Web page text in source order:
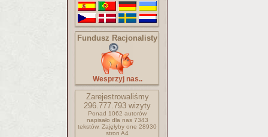
Fundusz Racjonalisty
Wesprzyj nas..
Zarejestrowaliśmy
296.777.793 wizyty
Ponad 1062 autorów
napisało dla nas 7343
tekstów. Zajęłyby one 28930
stron A4